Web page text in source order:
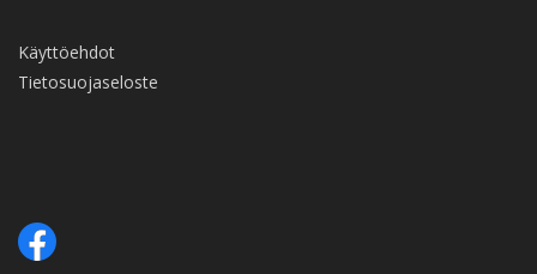
Käyttöehdot
Tietosuojaseloste